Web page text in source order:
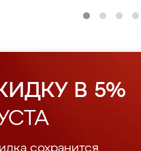
В 5%
сохранится.